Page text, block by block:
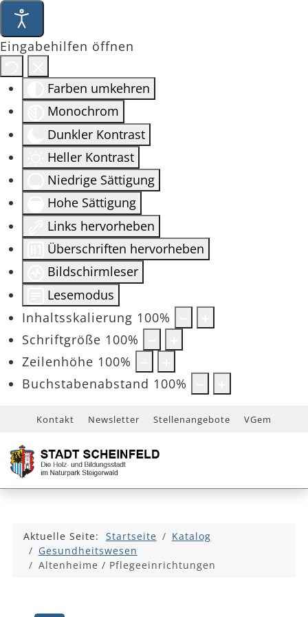
Eingabehilfen öffnen
Farben umkehren
Monochrom
Dunkler Kontrast
Heller Kontrast
Niedrige Sättigung
Hohe Sättigung
Links hervorheben
Überschriften hervorheben
Bildschirmleser
Lesemodus
Inhaltsskalierung 100%
Schriftgröße 100%
Zeilenhöhe 100%
Buchstabenabstand 100%
Kontakt Newsletter Stellenangebote VGem
Aktuelle Seite: Startseite
Katalog
Gesundheitswesen
Altenheime / Pflegeeinrichtungen